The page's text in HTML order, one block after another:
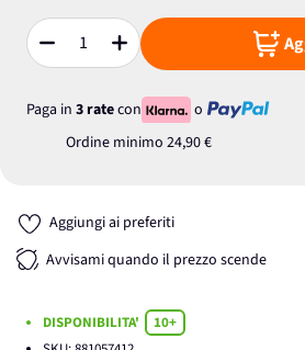
Quantità
Paga in 3 ratecon
o
Ordine minimo 24,90 €
Aggiungi ai preferiti
Avvisami quando il prezzo scende
DISPONIBILITA'
10+